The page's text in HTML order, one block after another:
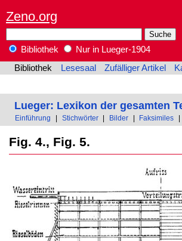
Zeno.org
Bibliothek
Nur in Lueger-1904
Bibliothek
Lesesaal Zufälliger Artikel
Lueger: Lexikon der gesamten
Einführung Stichwörter Bilder Faksimiles
Fig. 4., Fig. 5.